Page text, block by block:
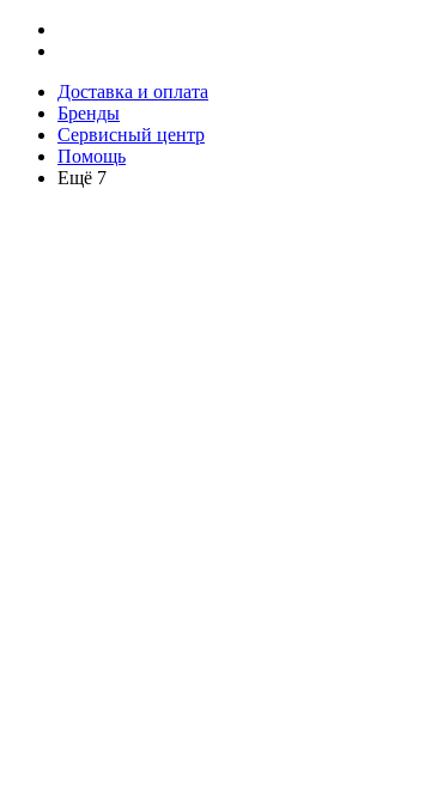
Доставка и оплата
Бренды
Сервисный центр
Помощь
Ещё 7